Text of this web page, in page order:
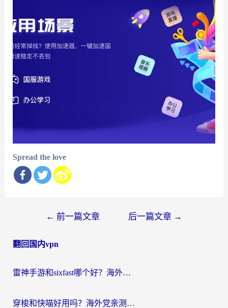
Spread the love
导
← 前一篇文章 后一篇文章 →
翻回国内vpn
雷神手游和sixfast哪个好？海外党亲测3款回国加速器，教你选对不踩坑
穿梭和快喵好用吗？海外党亲测：小众加速器对比+番茄加速器深度体验